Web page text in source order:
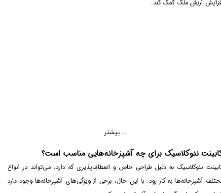
ارزش ملک کمک کند.
نئوکلاسیک به دلیل طراحی خاص و انعطاف‌پذیری که دارد، می‌تواند در انواع
آشپزخانه‌ها به کار رود. با این حال، برخی از ویژگی‌های آشپزخانه‌ها وجود دارد
نئوکلاسیک برای چه آشپزخانه‌هایی مناسب است؟
بیشتر ...